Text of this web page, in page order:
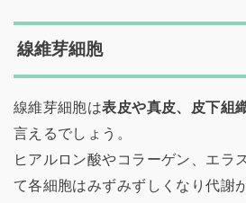
線維芽細胞
線維芽細胞は表皮や真皮、皮下組
言えるでしょう。
ヒアルロン酸やコラーゲン、エラ
て各細胞はみずみずしくなり代謝